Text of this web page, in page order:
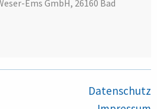
Ems GmbH, 26160 Bad
Datenschutz